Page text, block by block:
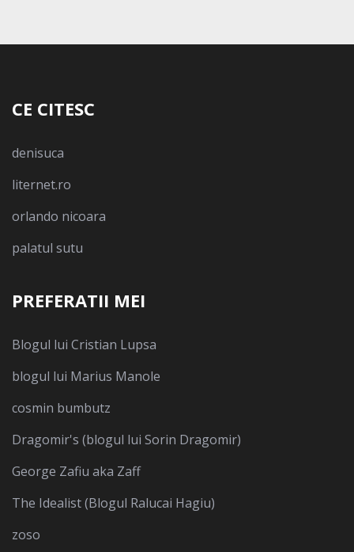
CE CITESC
denisuca
liternet.ro
orlando nicoara
palatul sutu
PREFERATII MEI
Blogul lui Cristian Lupsa
blogul lui Marius Manole
cosmin bumbutz
Dragomir's (blogul lui Sorin Dragomir)
George Zafiu aka Zaff
The Idealist (Blogul Ralucai Hagiu)
zoso